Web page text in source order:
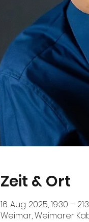
Zeit & Ort
16. Aug. 2025, 19:30 –
Weimar, Weimarer